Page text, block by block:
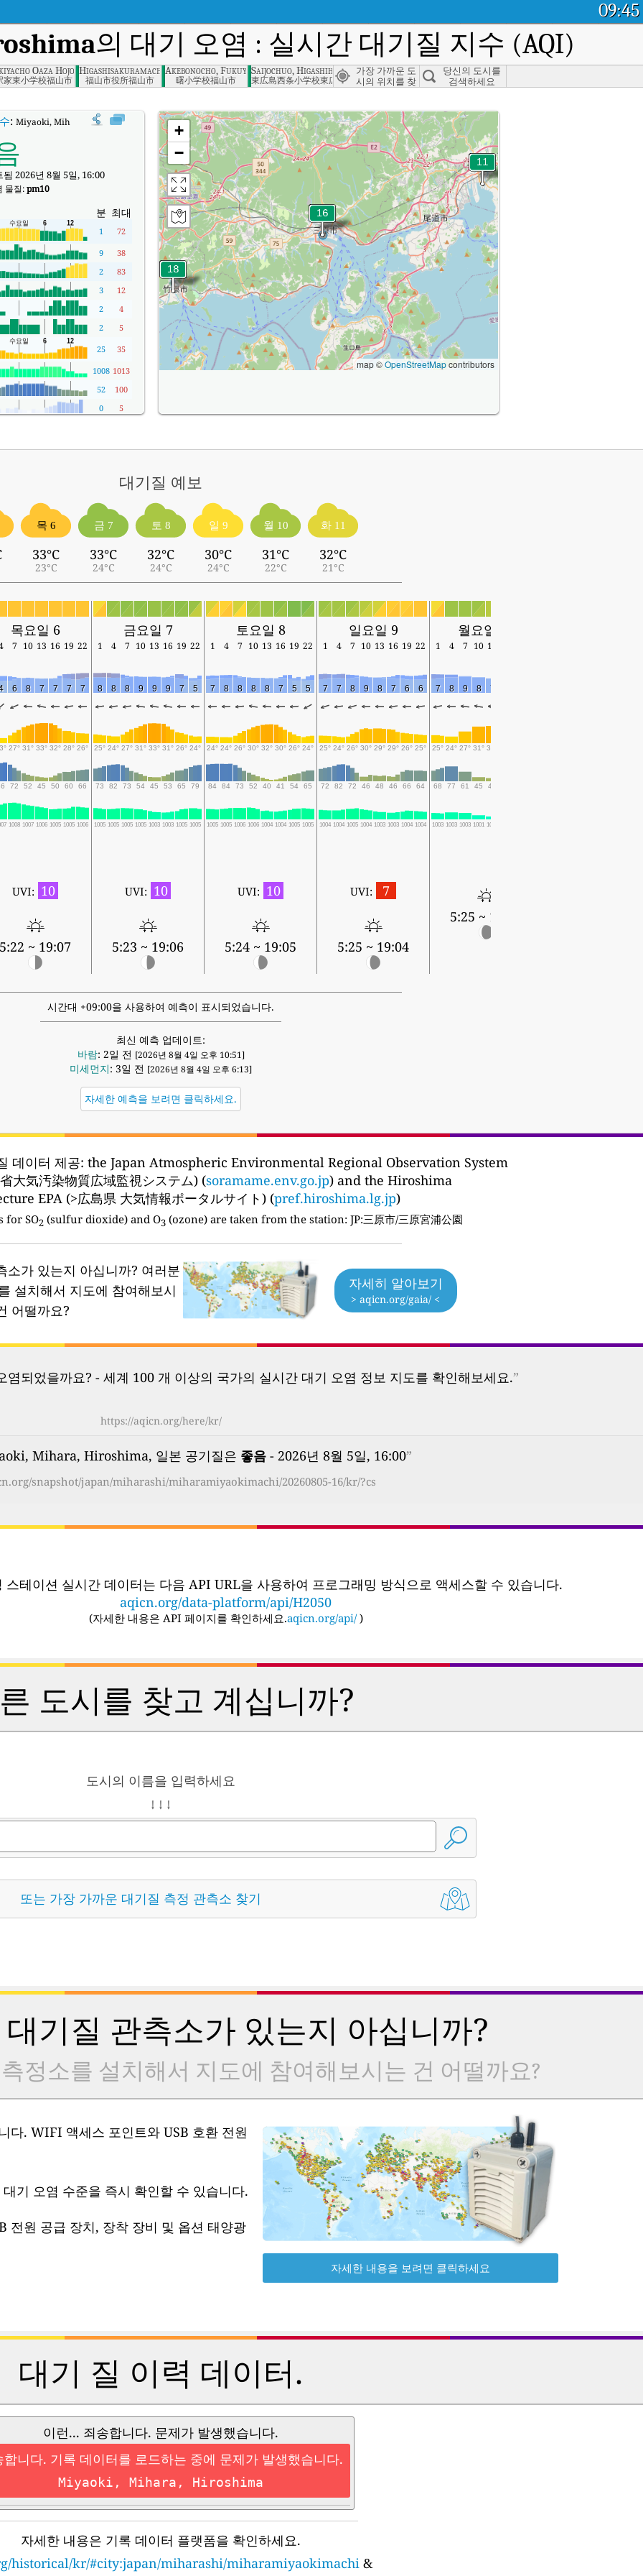
09:45
의 대기 오염 : 실시간 대기질 지수 (AQI)
Hiroshima
Oaza Hojoji, Fukuyama, Hiroshima
家東小学校福山市
Higashisakuramachi, Fukuyama, Hiroshima
福山市役所福山市
Akebonocho, Fukuyama, Hiroshima Prefecture
曙小学校福山市
Saijochuo, Higashihiroshima, Hiroshima
東広島西条小学校東広島市
가장 가까운 도
시의 위치를 찾
당신의 도시를
검색하세요
: Miyaoki, Mihara, Hiroshima실시간 대기질 지수 (AQI).
2026년 8월 5일, 16:00
물질:pm10
분 최대
1
72
9
38
2
83
3
12
2
4
2
5
25
35
1008 1013
52
100
0
5
+
−
map ©OpenStreetMapcontributors
대기질 예보
목 6
33°C
23°C
금 7
33°C
24°C
토 8
32°C
24°C
일 9
30°C
24°C
월 10
31°C
22°C
화 11
32°C
21°C
목요일 6 금요일 7 토요일 8 일요일 9 월요일 10
7 10 13 16 19 22 1 4 7 10 13 16 19 22 1 4 7 10 13 16 19 22 1 4 7 10 13 16 19 22 1 4 7 10 13
6 8 7 7 7 7 8 8 8 9 9 9 7 5 7 8 8 8 8 7 5 5 7 7 8 9 8 7 6 6 7 8 9 8 7
27° 31° 33° 32° 28° 26° 25° 24° 27° 31° 33° 31° 26° 24° 24° 24° 26° 30° 32° 30° 26° 24° 25° 24° 26° 30° 29° 29° 26° 25° 25° 24° 27° 31° 31°
72 52 45 50 60 66 73 82 73 54 45 53 65 79 84 84 73 52 40 41 54 65 72 82 72 46 48 46 66 64 68 77 61 45 42
1008 1007 1006 1005 1005 1006 1005 1005 1005 1005 1003 1003 1005 1005 1005 1005 1006 1006 1004 1004 1005 1005 1004 1004 1005 1004 1003 1003 1004 1004 1003 1003 1003 1001 1001
UVI: 10
5:22 ~ 19:07
UVI: 10
5:23 ~ 19:06
UVI: 10
5:24 ~ 19:05
UVI: 7
5:25 ~ 19:04
5:25 ~ 19:03
시간대 +09:00을 사용하여 예측이 표시되었습니다.
최신 예측 업데이트:
바람: 2일 전 [2026년 8월 4일 오후 10:51]
미세먼지: 3일 전 [2026년 8월 4일 오후 6:13]
자세한 예측을 보려면 클릭하세요.
데이터 제공: the Japan Atmospheric Environmental Regional Observation System
大気汚染物質広域監視システム) (soramame.env.go.jp) and the Hiroshima
EPA (>広島県 大気情報ポータルサイト) (pref.hiroshima.lg.jp)
for SO2 (sulfur dioxide) and O3 (ozone) are taken from the station: JP:三原市/三原宮浦公園
소가 있는지 아십니까? 여러분
설치해서 지도에 참여해보시
어떨까요?
자세히 알아보기
> aqicn.org/gaia/ <
염되었을까요? - 세계 100 개 이상의 국가의 실시간 대기 오염 정보 지도를 확인해보세요.”
https://aqicn.org/here/kr/
Mihara, Hiroshima, 일본 공기질은 좋음- 2026년 8월 5일, 16:00”
snapshot/japan/miharashi/miharamiyaokimachi/20260805-16/kr/?cs
스테이션 실시간 데이터는 다음 API URL을 사용하여 프로그래밍 방식으로 액세스할 수 있습니다.
aqicn.org/data-platform/api/H2050
(자세한 내용은 API 페이지를 확인하세요.aqicn.org/api/ )
도시를 찾고 계십니까?
도시의 이름을 입력하세요
↓ ↓ ↓
또는 가장 가까운 대기질 측정 관측소 찾기
기질 관측소가 있는지 아십니까?
정소를 설치해서 지도에 참여해보시는 건 어떨까요?
다. WIFI 액세스 포인트와 USB 호환 전원
기 오염 수준을 즉시 확인할 수 있습니다.
전원 공급 장치, 장착 장비 및 옵션 태양광
자세한 내용을 보려면 클릭하세요
대기 질 이력 데이터.
이런... 죄송합니다. 문제가 발생했습니다.
합니다. 기록 데이터를 로드하는 중에 문제가 발생했습니다.
Miyaoki, Mihara, Hiroshima
자세한 내용은 기록 데이터 플랫폼을 확인하세요.
historical/kr/#city:japan/miharashi/miharamiyaokimachi&